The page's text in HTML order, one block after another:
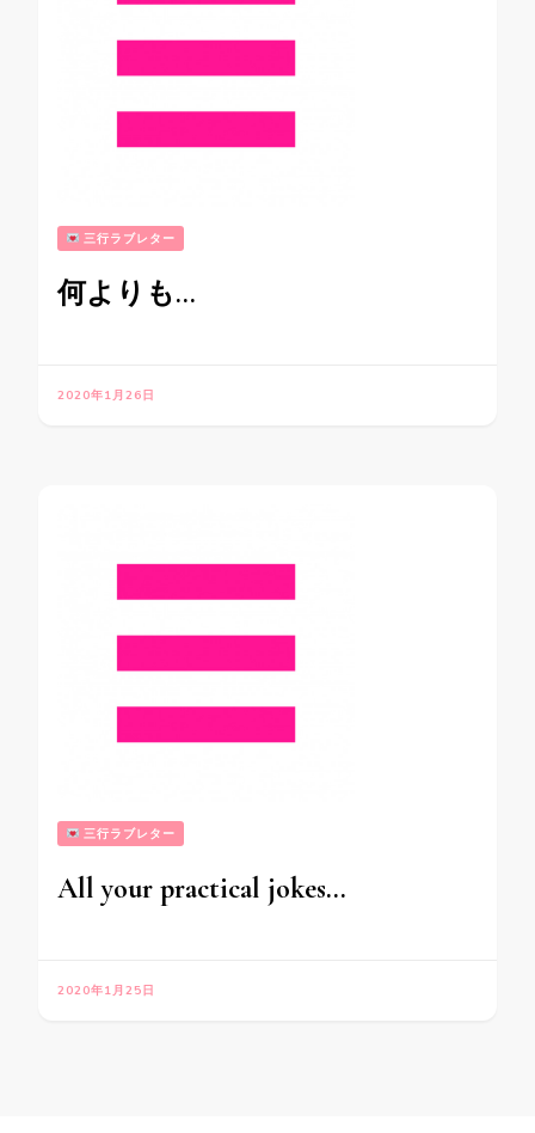
三行ラブレター
何よりも…
2020年1月26日
三行ラブレター
All your practical jokes…
2020年1月25日